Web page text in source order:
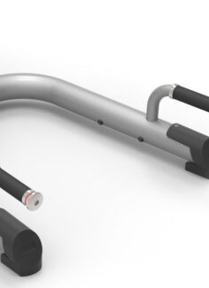
Dục
có tựa lưng
Thang
hồi chức năng
chuyên dụng
Với Cáp
Năng
Rời
Lực 360
Gym